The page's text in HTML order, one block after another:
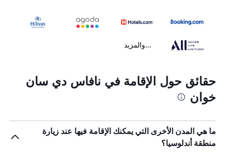
...والمزيد
حقائق حول الإقامة في نافاس دي سان
خوان
ما هي المدن الأخرى التي يمكنك الإقامة فيها عند زيارة
منطقة أندلوسيا؟